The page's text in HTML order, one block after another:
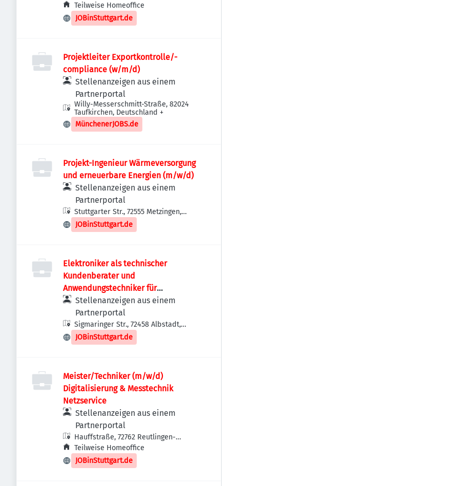
Betzingen, Deutschland
Teilweise Homeoffice
JOBinStuttgart.de
Projektleiter Exportkontrolle/-
compliance (w/m/d)
Stellenanzeigen aus einem
Partnerportal
Willy-Messerschmitt-Straße, 82024
Taufkirchen, Deutschland +
MünchenerJOBS.de
Projekt-Ingenieur Wärmeversorgung
und erneuerbare Energien (m/w/d)
Stellenanzeigen aus einem
Partnerportal
Stuttgarter Str., 72555 Metzingen,
Deutschland
JOBinStuttgart.de
Elektroniker als technischer
Kundenberater und
Anwendungstechniker für
Sicherheitssysteme (m/w/d)
Stellenanzeigen aus einem
Partnerportal
Sigmaringer Str., 72458 Albstadt,
Deutschland
JOBinStuttgart.de
Meister/Techniker (m/w/d)
Digitalisierung & Messtechnik
Netzservice
Stellenanzeigen aus einem
Partnerportal
Hauffstraße, 72762 Reutlingen-
Betzingen, Deutschland
Teilweise Homeoffice
JOBinStuttgart.de